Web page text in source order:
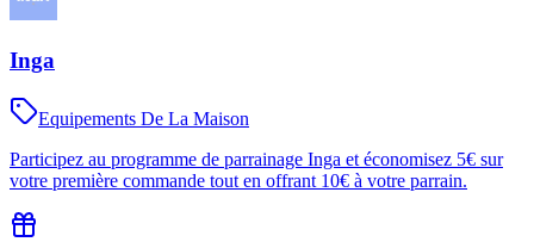
Inga
Equipements De La Maison
Participez au programme de parrainage Inga et économisez 5€ sur
votre première commande tout en offrant 10€ à votre parrain.